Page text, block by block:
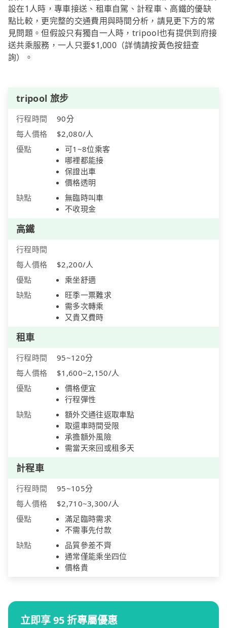
設在1人時，專車接送、租車自駕、計程車、高鐵的優缺
點比較，更完整的交通費用與時間分析，請見更下方的常
見問題。但假設只有獨自一人時，tripool也有提供到府接
送共乘服務，一人只要$1,000（詳情請按黃色按鈕查
詢）。
tripool 旅步
行程時間
90分
每人價格
$2,080/人
優點
可1~8位乘客
哪裡都能接
保證出車
價格透明
缺點
無臨時叫車
不收現金
高鐵
行程時間
每人價格
$2,200/人
優點
乘坐舒適
缺點
旺季一票難求
需多次轉乘
又貴又費時
租車
行程時間
95~120分
每人價格
$1,600~2,150/人
優點
價格便宜
行程彈性
缺點
額外交通往返取車點
取還車時間受限
承擔額外風險
需當天來回或租多天
計程車
行程時間
95~105分
每人價格
$2,710~3,300/人
優點
滿足臨時需求
不需事先付款
缺點
品質參差不齊
通常僅能乘坐四位
價格貴
立即享 95 折專屬優惠